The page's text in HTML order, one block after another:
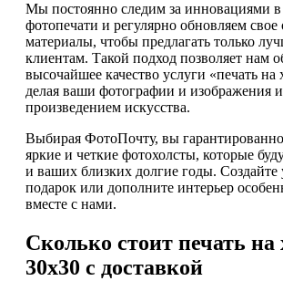
Мы постоянно следим за инновациями в
фотопечати и регулярно обновляем свое
материалы, чтобы предлагать только
клиентам. Такой подход позволяет нам
высочайшее качество услуги «печать на
делая ваши фотографии и изображения
произведением искусства.
Выбирая ФотоПочту, вы
яркие и четкие фотохолсты, которые
и ваших близких долгие годы.
подарок или дополните интерьер
вместе с нами.
Сколько стоит печать на
30х30 с доставкой